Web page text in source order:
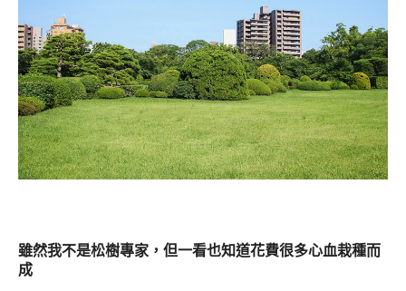
雖然我不是松樹專家， 但一看也知道花費很多心血栽種而
成